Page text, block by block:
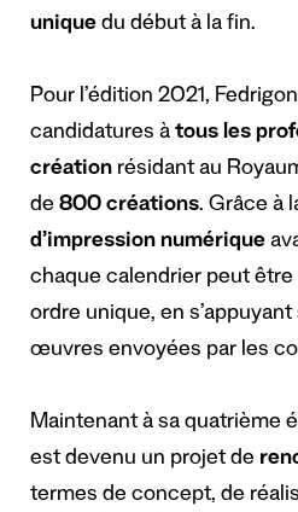
unique du début à la fin.
Pour l’édition 2021,
candidatures à tous les
création résidant au
de 800 créations. Grâce à
d’impression numérique
chaque calendrier peut être
ordre unique, en
œuvres envoyées par les
Maintenant à sa quatrième
est devenu un projet de
termes de concept, de